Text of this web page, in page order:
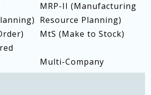
MRP-II (Manufacturing
Resource Planning)
MtS (Make to Stock)
Multi-Company